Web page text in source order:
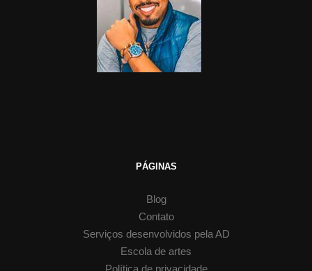
PÁGINAS
Blog
Contato
Serviços desenvolvidos pela AD
Escola de artes
Política de privacidade